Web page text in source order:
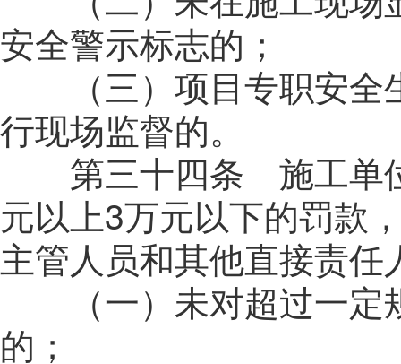
安全警示标志的；
（三）项目专职安全
行现场监督的。
第三十四条 施工单位
元以上3万元以下的罚款
主管人员和其他直接责
（一）未对超过一定
的；